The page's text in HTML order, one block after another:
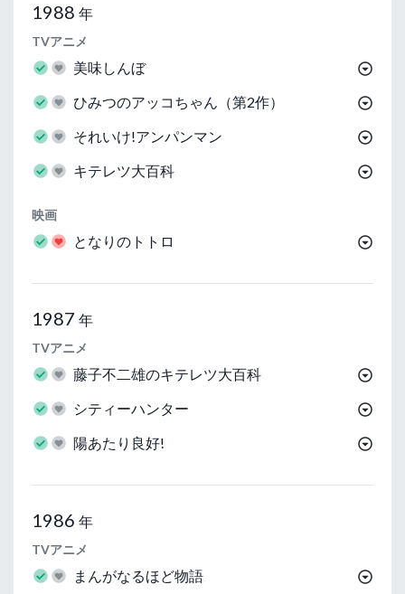
1988 年
TVアニメ
美味しんぼ
ひみつのアッコちゃん（第2作）
それいけ!アンパンマン
キテレツ大百科
映画
となりのトトロ
1987 年
TVアニメ
藤子不二雄のキテレツ大百科
シティーハンター
陽あたり良好!
1986 年
TVアニメ
まんがなるほど物語